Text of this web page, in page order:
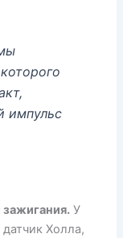
импульс
У
Холла,